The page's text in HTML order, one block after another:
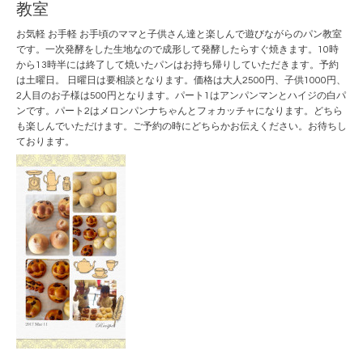
教室
お気軽 お手軽 お手頃のママと子供さん達と楽しんで遊びながらのパン教室
です。一次発酵をした生地なので成形して発酵したらすぐ焼きます。10時
から13時半には終了して焼いたパンはお持ち帰りしていただきます。予約
は土曜日。 日曜日は要相談となります。価格は大人2500円、子供1000円、
2人目のお子様は500円となります。パート1はアンパンマンとハイジの白パ
ンです。パート2はメロンパンナちゃんとフォカッチャになります。どちら
も楽しんでいただけます。ご予約の時にどちらかお伝えください。お待ちし
ております。